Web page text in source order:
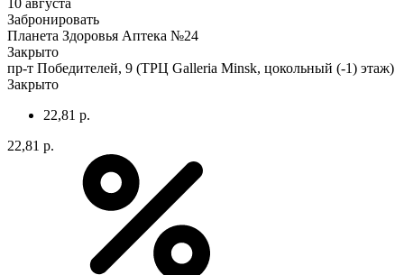
Забронировать
Планета Здоровья Аптека №24
Закрыто
пр-т Победителей, 9 (ТРЦ Galleria Minsk, цокольный (-1) этаж)
Закрыто
22,81 р.
22,81 р.